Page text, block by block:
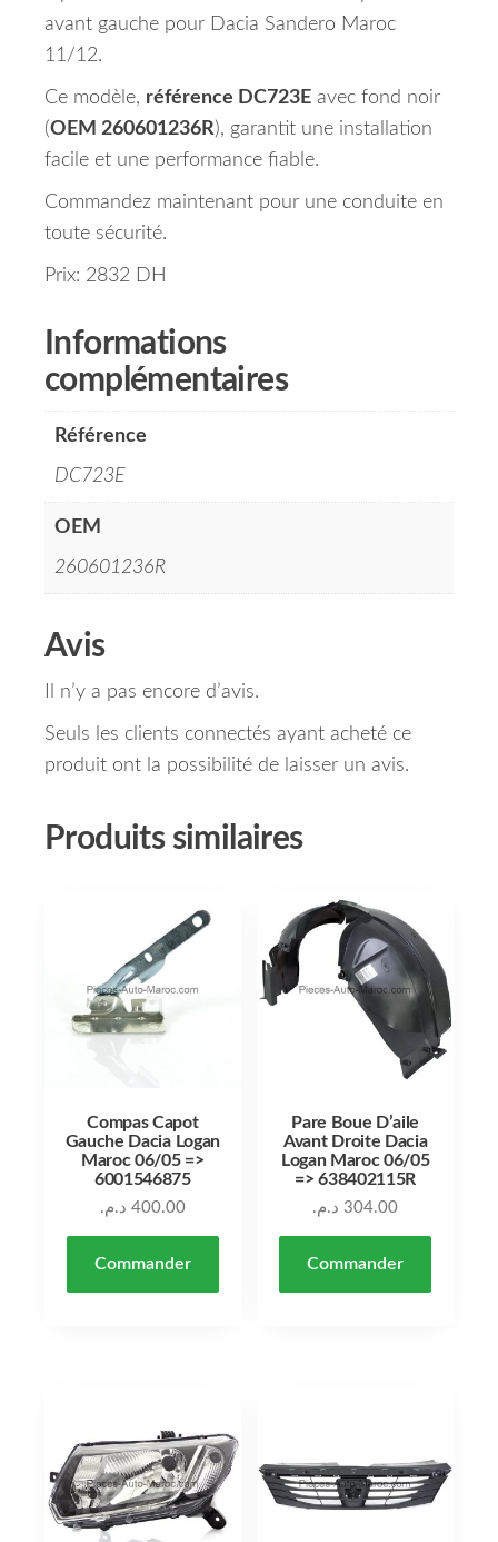
avant gauche pour Dacia Sandero Maroc
11/12.
Ce modèle, référence DC723E avec fond noir
(OEM 260601236R), garantit une installation
facile et une performance fiable.
Commandez maintenant pour une conduite en
toute sécurité.
Prix: 2832 DH
Informations
complémentaires
Référence
DC723E
OEM
260601236R
Avis
Il n’y a pas encore d’avis.
Seuls les clients connectés ayant acheté ce
produit ont la possibilité de laisser un avis.
Produits similaires
Compas Capot
Gauche Dacia Logan
Maroc 06/05 =>
6001546875
400.00 د.م.
Commander
Pare Boue D’aile
Avant Droite Dacia
Logan Maroc 06/05
=> 638402115R
304.00 د.م.
Commander